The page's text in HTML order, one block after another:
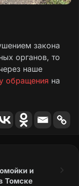
в
до сих
закона
органов, то
наше
обращения на
и
Томске